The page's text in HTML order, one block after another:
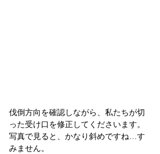
伐倒方向を確認しながら、私たちが切
った受け口を修正してくださいます。
写真で見ると、かなり斜めですね…す
みません。